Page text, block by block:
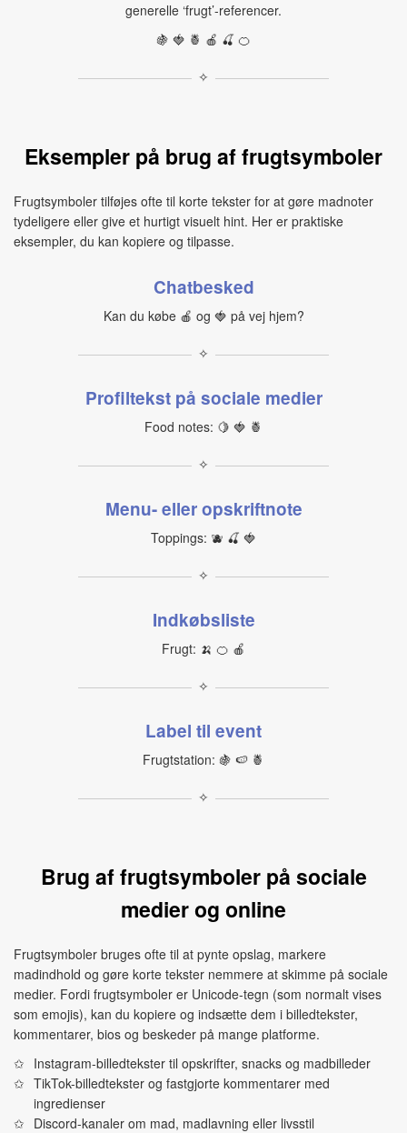
generelle ‘frugt’-referencer.
🍇 🍓 🍍 🍎 🍒 🍊
✧
Eksempler på brug af frugtsymboler
Frugtsymboler tilføjes ofte til korte tekster for at gøre madnoter
tydeligere eller give et hurtigt visuelt hint. Her er praktiske
eksempler, du kan kopiere og tilpasse.
Chatbesked
Kan du købe 🍎 og 🍓 på vej hjem?
✧
Profiltekst på sociale medier
Food notes: 🍋 🍓 🍍
✧
Menu- eller opskriftnote
Toppings: 🫐 🍒 🍓
✧
Indkøbsliste
Frugt: 🍌 🍊 🍎
✧
Label til event
Frugtstation: 🍇 🍉 🍍
✧
Brug af frugtsymboler på sociale
medier og online
Frugtsymboler bruges ofte til at pynte opslag, markere
madindhold og gøre korte tekster nemmere at skimme på sociale
medier. Fordi frugtsymboler er Unicode-tegn (som normalt vises
som emojis), kan du kopiere og indsætte dem i billedtekster,
kommentarer, bios og beskeder på mange platforme.
Instagram-billedtekster til opskrifter, snacks og madbilleder
TikTok-billedtekster og fastgjorte kommentarer med
ingredienser
Discord-kanaler om mad, madlavning eller livsstil